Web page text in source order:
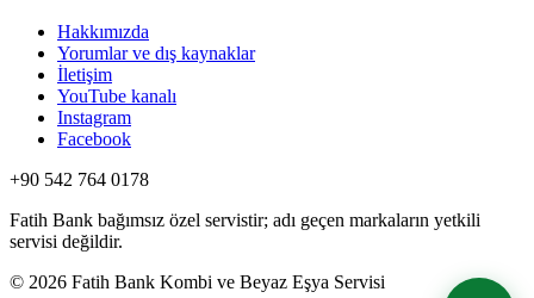
Hakkımızda
Yorumlar ve dış kaynaklar
İletişim
YouTube kanalı
Instagram
Facebook
+90 542 764 0178
Fatih Bank bağımsız özel servistir; adı geçen markaların yetkili
servisi değildir.
© 2026 Fatih Bank Kombi ve Beyaz Eşya Servisi